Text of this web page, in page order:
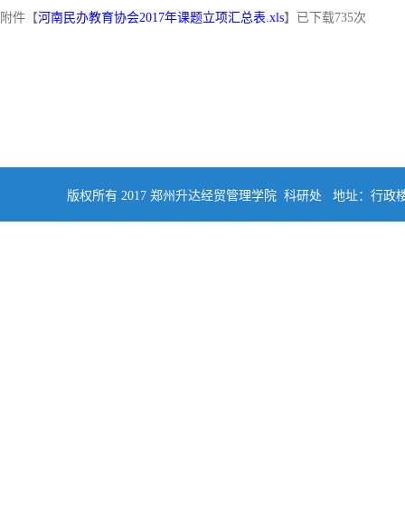
附件【河南民办教育协会2017年课题立项汇总表.xls】已下载735次
版权所有 2017 郑州升达经贸管理学院 科研处 地址：行政